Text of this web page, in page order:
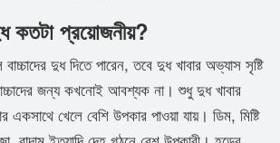
কতটা প্রয়োজনীয়?
দুধ দিতে পারেন, তবে দুধ খাবার অভ্যাস সৃষ্টি
জন্য কখনোই আবশ্যক না। শুধু দুধ খাবার
একসাথে খেলে বেশি উপকার পাওয়া যায়। ডিম, মিষ্টি